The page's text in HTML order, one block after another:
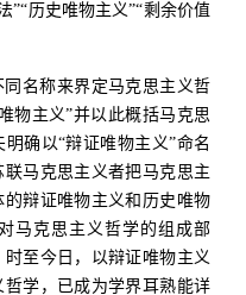
”“历史唯物主义”“剩余价值
名称来界定马克思主义哲
物主义”并以此概括马克思
确以“辩证唯物主义”命名
马克思主义者把马克思主
辩证唯物主义和历史唯物
马克思主义哲学的组成部
至今日，以辩证唯物主义
学，已成为学界耳熟能详